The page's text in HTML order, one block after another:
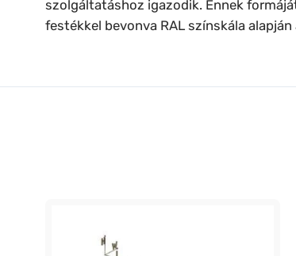
szolgáltatáshoz igazodik. Ennek
festékkel bevonva RAL színskála